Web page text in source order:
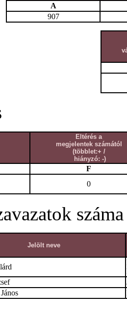
A
907
Eltérés a
megjelentek számától
(többlet:+ /
hiányzó: -)
F
0
száma
Jelölt neve